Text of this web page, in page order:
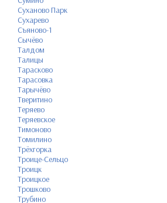
Суханово Парк
Сухарево
Съяново-1
Сычёво
Талдом
Талицы
Тарасково
Тарасовка
Тарычёво
Тверитино
Теряево
Теряевское
Тимоново
Томилино
Трёхгорка
Троице-Сельцо
Троицк
Троицкое
Трошково
Трубино